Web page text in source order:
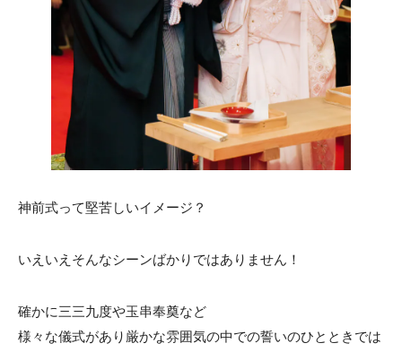
千草ホテル公式サイト
»プライバシーポリシー
神前式って堅苦しいイメージ？
いえいえそんなシーンばかりではありません！
確かに三三九度や玉串奉奠など
様々な儀式があり厳かな雰囲気の中での誓いのひとときでは